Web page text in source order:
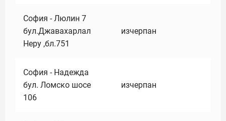
София - Люлин 7
бул.Джавахарлал
Неру ,бл.751
изчерпан
София - Надежда
бул. Ломско шосе
106
изчерпан